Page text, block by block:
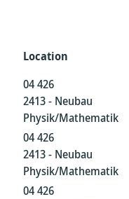
Location
04 426
2413 - Neubau
Physik/Mathematik
04 426
2413 - Neubau
Physik/Mathematik
04 426